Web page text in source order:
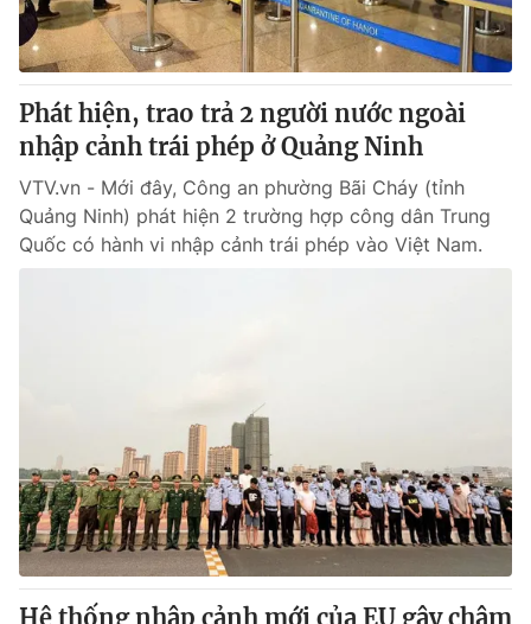
Phát hiện, trao trả 2 người nước ngoài
nhập cảnh trái phép ở Quảng Ninh
VTV.vn - Mới đây, Công an phường Bãi Cháy (tỉnh
Quảng Ninh) phát hiện 2 trường hợp công dân Trung
Quốc có hành vi nhập cảnh trái phép vào Việt Nam.
Hệ thống nhập cảnh mới của EU gây chậm